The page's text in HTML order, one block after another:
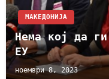
МАКЕДОНИЈА
Нема кој да
ЕУ
ноември 8, 2023